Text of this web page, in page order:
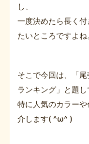
し、
一度決めたら長く
たいところですよね
そこで今回は、「
ランキング」と題し
特に人気のカラー
介します( ^ω^ )